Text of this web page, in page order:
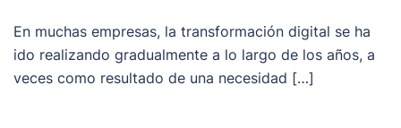
En muchas empresas, la transformación digital se ha
ido realizando gradualmente a lo largo de los años, a
veces como resultado de una necesidad […]